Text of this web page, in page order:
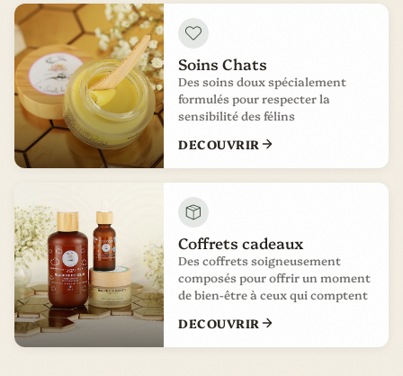
Soins Chats
Des soins doux spécialement
formulés pour respecter la
sensibilité des félins
DECOUVRIR
Coffrets cadeaux
Des coffrets soigneusement
composés pour offrir un moment
de bien-être à ceux qui comptent
DECOUVRIR